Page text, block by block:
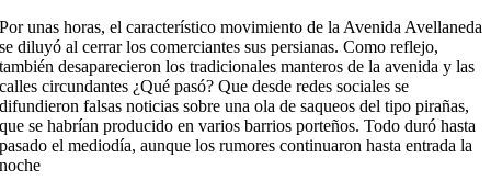
Por unas horas, el característico movimiento de la Avenida Avellaneda
se diluyó al cerrar los comerciantes sus persianas. Como reflejo,
también desaparecieron los tradicionales manteros de la avenida y las
calles circundantes ¿Qué pasó? Que desde redes sociales se
difundieron falsas noticias sobre una ola de saqueos del tipo pirañas,
que se habrían producido en varios barrios porteños. Todo duró hasta
pasado el mediodía, aunque los rumores continuaron hasta entrada la
noche